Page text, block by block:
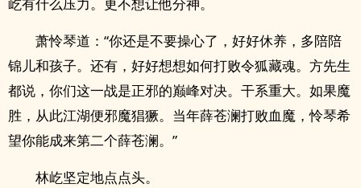
萧怜琴道：“你还是不要操心了，好好休养，多陪陪
锦儿和孩子。还有，好好想想如何打败令狐藏魂。方先生
都说，你们这一战是正邪的巅峰对决。干系重大。如果魔
胜，从此江湖便邪魔猖獗。当年薛苍澜打败血魔，怜琴希
望你能成来第二个薛苍澜。”
林屹坚定地点点头。